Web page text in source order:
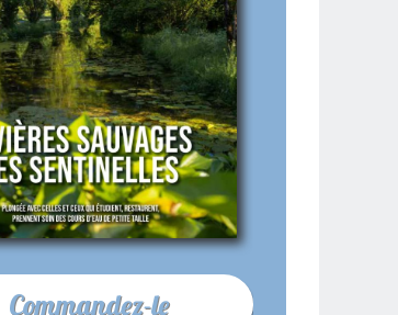
Commandez-le